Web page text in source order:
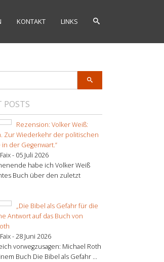
KONTAKT LINKS
POSTS
Rezension: Volker Weiß:
Zur Wiederkehr der politischen
der Gegenwart.”
- 05 Juli 2026
habe ich Volker Weiß
Buch über den zuletzt
„Die Bibel als Gefahr für die
Antwort auf das Buch von
-28 Juni 2026
vorwegzusagen: Michael Roth
Buch Die Bibel als Gefahr ...